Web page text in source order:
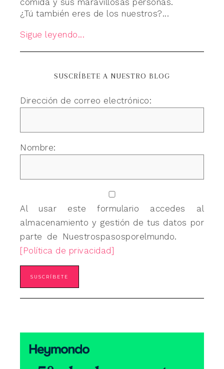
comida y sus maravillosas personas.
¿Tú también eres de los nuestros?...
Sigue leyendo...
SUSCRÍBETE A NUESTRO BLOG
Dirección de correo electrónico:
Nombre:
Al usar este formulario accedes al
almacenamiento y gestión de tus datos por
parte de Nuestrospasosporelmundo.
[Política de privacidad]